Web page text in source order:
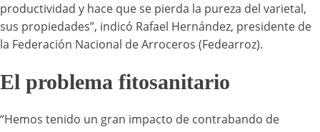
productividad y hace que se pierda la pureza del varietal,
sus propiedades”, indicó Rafael Hernández, presidente de
la Federación Nacional de Arroceros (Fedearroz).
El problema fitosanitario
“Hemos tenido un gran impacto de contrabando de